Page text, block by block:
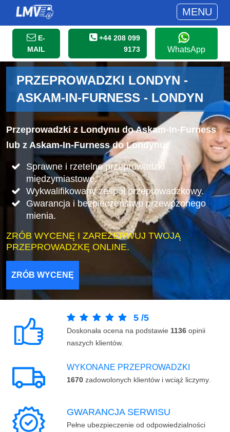
MENU
E-
MAIL
+44 208 099
9173
WhatsApp
PRZEPROWADZKI LONDYN -
ASKAM-IN-FURNESS - LONDYN
Przeprowadzki z Londynu do Askam-In-Furness
lub z Askam-In-Furness do Londynu.
Sprawne i rzetelne przeprowadzki
międzymiastowe.
Wykwalifikowany zespół przeprowadzkowy.
Gwarancja i bezpieczeństwo przewożonego
mienia.
ZRÓB WYCENĘ I ZAREZERWUJ TWOJĄ
PRZEPROWADZKĘ ONLINE.
ZRÓB WYCENĘ
5 /5
Doskonała ocena na podstawie 1136 opinii
naszych klientów.
WYKONANE PRZEPROWADZKI
1670 zadowolonych klientów i wciąż liczymy.
GWARANCJA SERWISU
Pełne ubezpieczenie od odpowiedzialności